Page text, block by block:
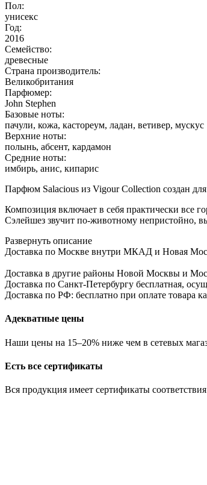
Пол:
унисекс
Год:
2016
Семейство:
древесные
Страна производитель:
Великобритания
Парфюмер:
John Stephen
Базовые ноты:
пачули, кожа, кастореум, ладан, ветивер, мускус
Верхние ноты:
полынь, абсент, кардамон
Средние ноты:
имбирь, анис, кипарис
Парфюм Salacious из Vigour Collection создан для
Композиция включает в себя практически все
Сэлейшез звучит по-животному непристойно,
Развернуть описание
Доставка по Москве внутри МКАД и Новая
Доставка в другие районы Новой Москвы и
Доставка по Санкт-Петербургу бесплатная,
Доставка по РФ: бесплатно при оплате товара
Адекватные цены
Наши цены на 15–20% ниже чем в сетевых
Есть все сертификаты
Вся продукция имеет сертификаты